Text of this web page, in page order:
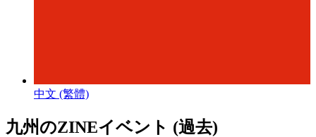
中文 (繁體)
九州のZINEイベント (過去)